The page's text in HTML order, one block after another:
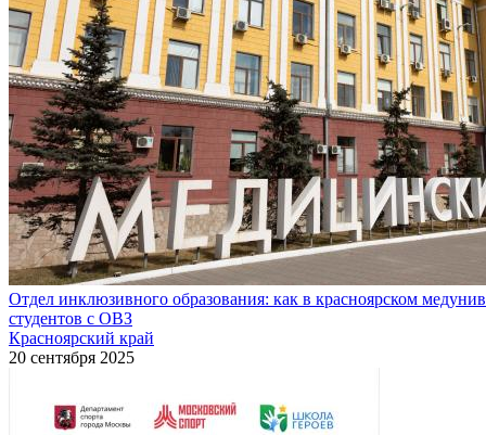
Отдел инклюзивного образования: как в красноярском
студентов с ОВЗ
Красноярский край
20 сентября 2025